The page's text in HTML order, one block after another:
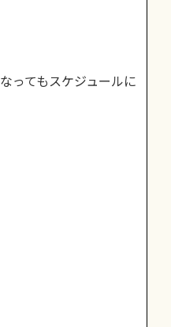
ってもスケジュールに